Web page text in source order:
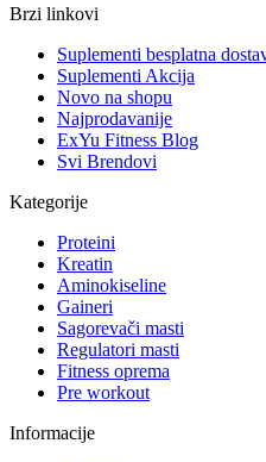
Brzi linkovi
Suplementi besplatna
Suplementi Akcija
Novo na shopu
Najprodavanije
ExYu Fitness Blog
Svi Brendovi
Kategorije
Proteini
Kreatin
Aminokiseline
Gaineri
Sagorevači masti
Regulatori masti
Fitness oprema
Pre workout
Informacije